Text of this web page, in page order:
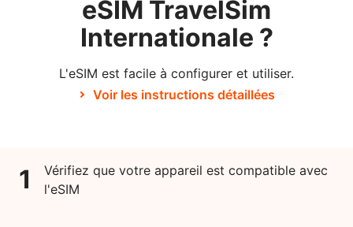
eSIM TravelSim
Internationale ?
L'eSIM est facile à configurer et utiliser.
Voir les instructions détaillées
1
Vérifiez que votre appareil est compatible avec
l'eSIM